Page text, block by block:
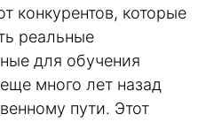
конкурентов, которые
реальные
для обучения
много лет назад
пути. Этот